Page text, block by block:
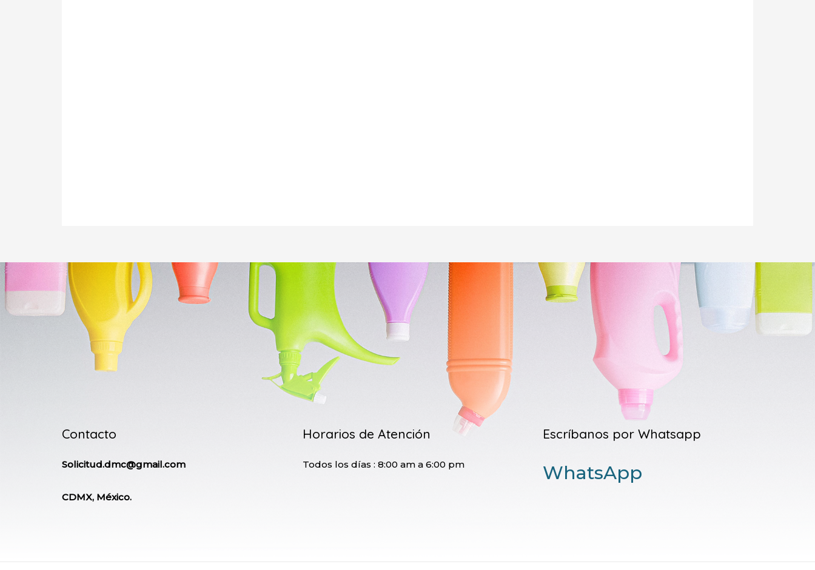
Contacto
Solicitud.dmc@gmail.com
CDMX, México.
Horarios de Atención
Todos los días : 8:00 am a 6:00 pm
Escríbanos por Whatsapp
WhatsApp